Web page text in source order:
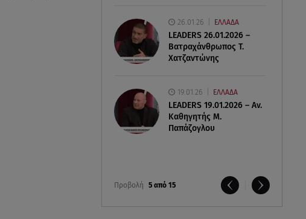
26.01.26 ΕΛΛΑΔΑ
LEADERS 26.01.2026 –
Βατραχάνθρωπος Τ.
Χατζαντώνης
19.01.26 ΕΛΛΑΔΑ
LEADERS 19.01.2026 – Αν.
Καθηγητής Μ.
Παπάζογλου
Προβολή 5 από 15